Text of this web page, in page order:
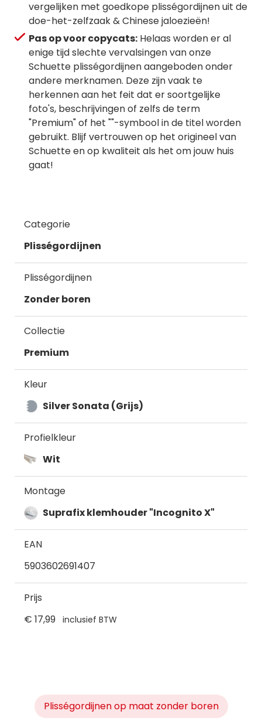
vergelijken met goedkope plisségordijnen uit de
doe-het-zelfzaak & Chinese jaloezieën!
Pas op voor copycats: Helaas worden er al
enige tijd slechte vervalsingen van onze
Schuette plisségordijnen aangeboden onder
andere merknamen. Deze zijn vaak te
herkennen aan het feit dat er soortgelijke
foto's, beschrijvingen of zelfs de term
"Premium" of het ""-symbool in de titel worden
gebruikt. Blijf vertrouwen op het origineel van
Schuette en op kwaliteit als het om jouw huis
gaat!
Categorie
Plisségordijnen
Plisségordijnen
Zonder boren
Collectie
Premium
Kleur
Silver Sonata (Grijs)
Profielkleur
Wit
Montage
Suprafix klemhouder "Incognito X"
EAN
5903602691407
Prijs
€ 17,99 inclusief BTW
Plisségordijnen op maat zonder boren